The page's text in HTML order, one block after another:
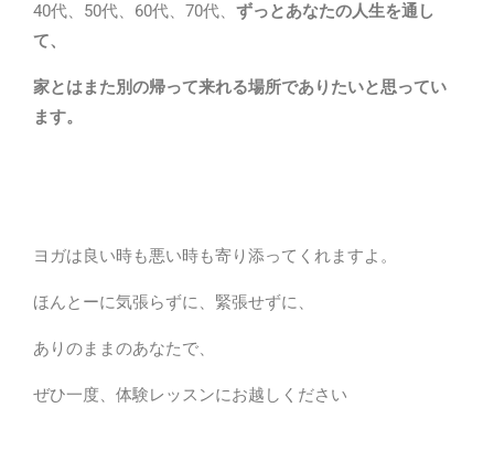
40代、50代、60代、70代、 ずっとあなたの人生を通し
て、
家とはまた別の帰って来れる場所でありたいと思ってい
ます。
ヨガは良い時も悪い時も寄り添ってくれますよ。
ほんとーに気張らずに、緊張せずに、
ありのままのあなたで、
ぜひ一度、体験レッスンにお越しください